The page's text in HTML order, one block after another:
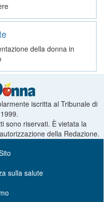
della donna in
iscritta al Tribunale di
sono riservati. È vietata la
della Redazione.
sulla salute